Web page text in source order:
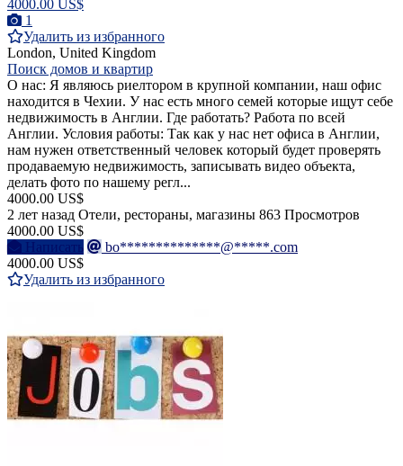
4000.00 US$
1
Удалить из избранного
London, United Kingdom
Поиск домов и квартир
О нас: Я являюсь риелтором в крупной компании, наш офис
находится в Чехии. У нас есть много семей которые ищут себе
недвижимость в Англии. Где работать? Работа по всей
Англии. Условия работы: Так как у нас нет офиса в Англии,
нам нужен ответственный человек который будет проверять
продаваемую недвижимость, записывать видео объекта,
делать фото по нашему регл...
4000.00 US$
2 лет назад Отели, рестораны, магазины 863 Просмотров
4000.00 US$
Написать
bo**************@*****.com
4000.00 US$
Удалить из избранного